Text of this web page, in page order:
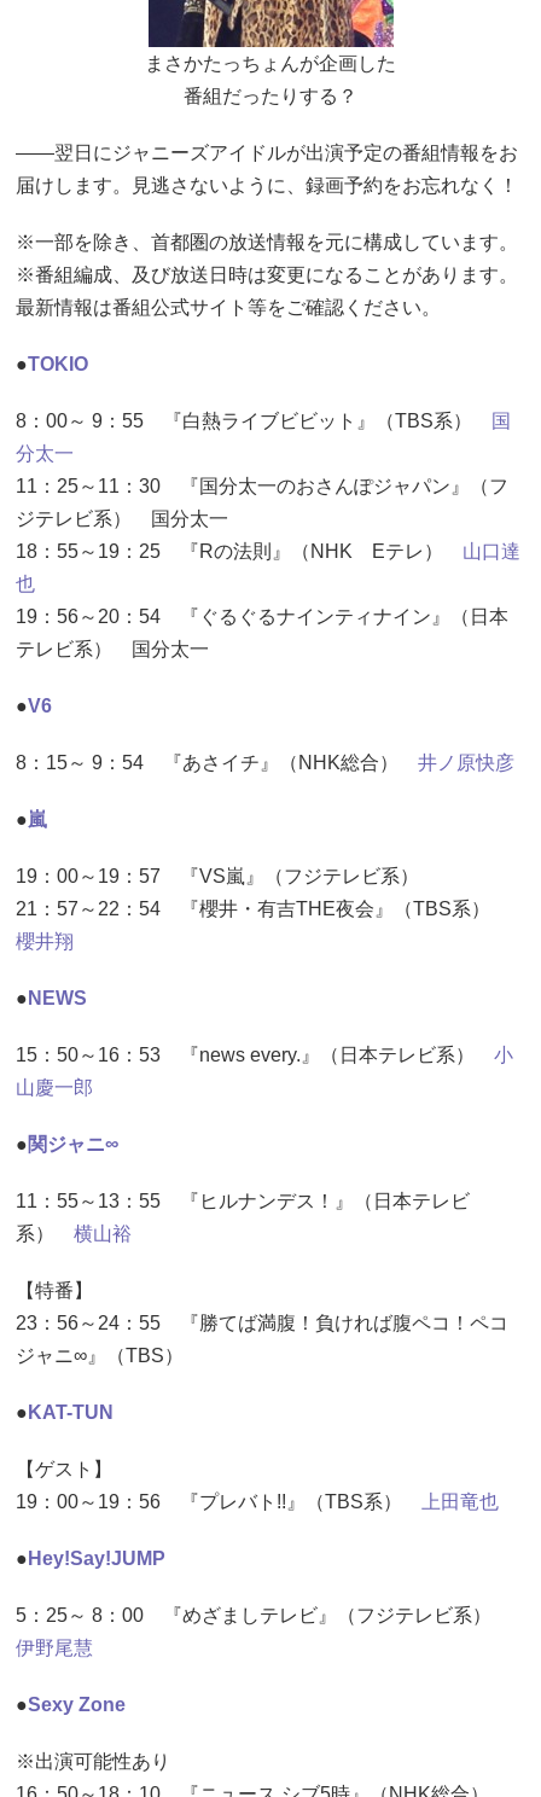
まさかたっちょんが企画した
番組だったりする？
――翌日にジャニーズアイドルが出演予定の番組情報をお
届けします。見逃さないように、録画予約をお忘れなく！
※一部を除き、首都圏の放送情報を元に構成しています。
※番組編成、及び放送日時は変更になることがあります。
最新情報は番組公式サイト等をご確認ください。
●TOKIO
8：00～ 9：55 『白熱ライブビビット』（TBS系）
国
分太一
11：25～11：30 『国分太一のおさんぽジャパン』（フ
ジテレビ系） 国分太一
18：55～19：25 『Rの法則』（NHK Eテレ） 山口達
也
19：56～20：54 『ぐるぐるナインティナイン』（日本
テレビ系） 国分太一
●V6
8：15～ 9：54 『あさイチ』（NHK総合） 井ノ原快彦
●嵐
19：00～19：57 『VS嵐』（フジテレビ系）
21：57～22：54 『櫻井・有吉THE夜会』（TBS系）
櫻井翔
● NEWS
15：50～16：53 『news every.』（日本テレビ系） 小
山慶一郎
●関ジャニ∞
11：55～13：55 『ヒルナンデス！』（日本テレビ
系） 横山裕
【特番】
23：56～24：55 『勝てば満腹！負ければ腹ペコ！ペコ
ジャニ∞』（TBS）
● KAT-TUN
【ゲスト】
19：00～19：56 『プレバト!!』（TBS系）
上田竜也
● Hey!Say!JUMP
5：25～ 8：00 『めざましテレビ』（フジテレビ系）
伊野尾慧
●Sexy Zone
※出演可能性あり